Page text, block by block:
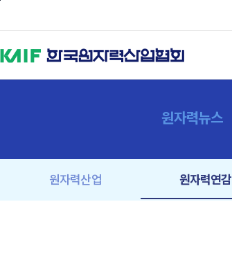
원자력뉴스
원자력산업 원자력연감